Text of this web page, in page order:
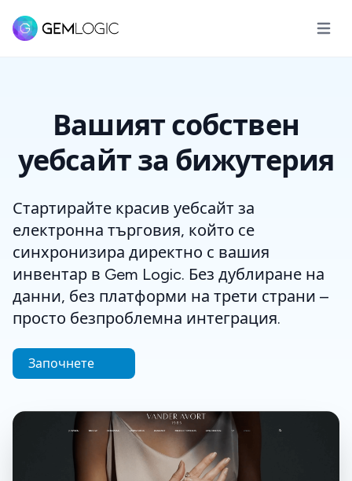
Вашият собствен
уебсайт за бижутерия
Стартирайте красив уебсайт за
електронна търговия, който се
синхронизира директно с вашия
инвентар в Gem Logic. Без дублиране на
данни, без платформи на трети страни –
просто безпроблемна интеграция.
Започнете